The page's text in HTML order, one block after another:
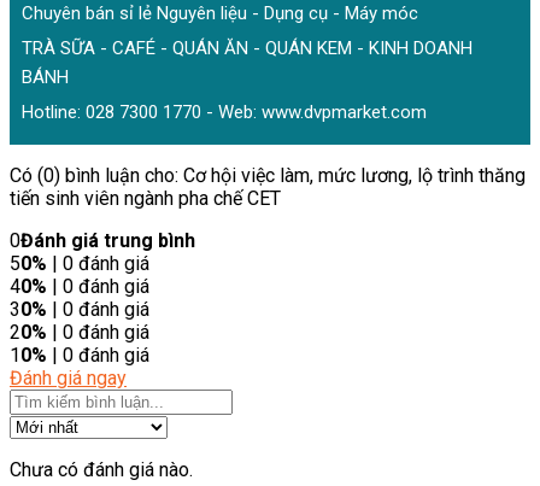
Chuyên bán sỉ lẻ Nguyên liệu - Dụng cụ - Máy móc
TRÀ SỮA - CAFÉ - QUÁN ĂN - QUÁN KEM - KINH DOANH
BÁNH
Hotline: 028 7300 1770 - Web: www.dvpmarket.com
Có (0) bình luận cho: Cơ hội việc làm, mức lương, lộ trình thăng
tiến sinh viên ngành pha chế CET
0Đánh giá trung bình
50% | 0 đánh giá
40% | 0 đánh giá
30% | 0 đánh giá
20% | 0 đánh giá
10% | 0 đánh giá
Đánh giá ngay
Chưa có đánh giá nào.